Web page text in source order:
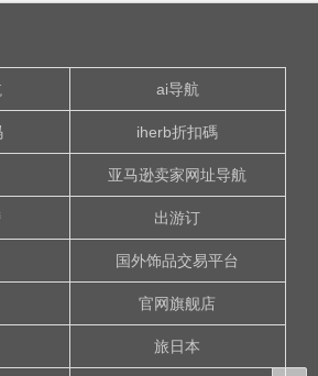
ai导航
iherb折扣碼
亚马逊卖家网址导航
出游订
国外饰品交易平台
官网旗舰店
旅日本